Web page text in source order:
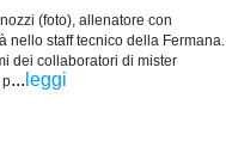
(foto), allenatore con
nello staff tecnico della Fermana.
dei collaboratori di mister
p... leggi